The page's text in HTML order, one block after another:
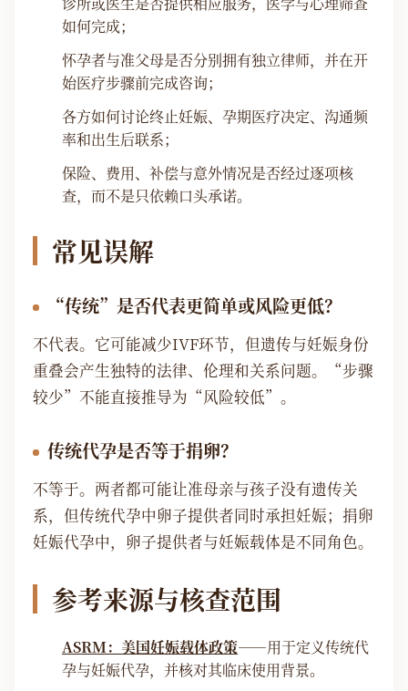
如何完成；
怀孕者与准父母是否分别拥有独立律师，并在开
始医疗步骤前完成咨询；
各方如何讨论终止妊娠、孕期医疗决定、沟通频
率和出生后联系；
保险、费用、补偿与意外情况是否经过逐项核
查，而不是只依赖口头承诺。
常见误解
“传统”是否代表更简单或风险更低？
不代表。它可能减少IVF环节，但遗传与妊娠身份
重叠会产生独特的法律、伦理和关系问题。“步骤
较少”不能直接推导为“风险较低”。
传统代孕是否等于捐卵？
不等于。两者都可能让准母亲与孩子没有遗传关
系，但传统代孕中卵子提供者同时承担妊娠；捐卵
妊娠代孕中，卵子提供者与妊娠载体是不同角色。
参考来源与核查范围
ASRM：美国妊娠载体政策——用于定义传统代
孕与妊娠代孕，并核对其临床使用背景。